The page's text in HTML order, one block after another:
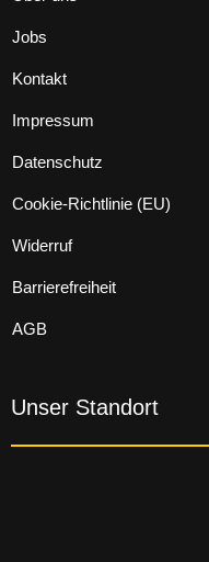
Jobs
Kontakt
Impressum
Datenschutz
Cookie-Richtlinie (EU)
Widerruf
Barrierefreiheit
AGB
Unser Standort